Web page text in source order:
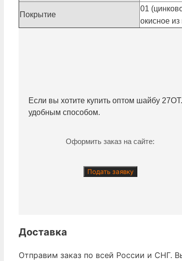
Покрытие
01
окисное
Если вы хотите купить оптом шайбу
удобным способом.
Оформить заказ на сайте:
Подать заявку
Доставка
Отправим заказ по всей России и СНГ.